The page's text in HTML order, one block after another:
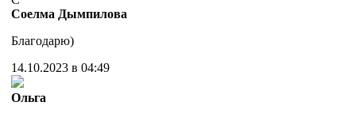
Соелма Дымпилова
Благодарю)
14.10.2023 в 04:49
Ольга